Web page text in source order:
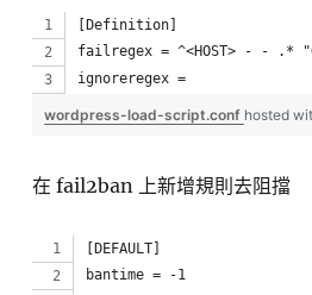
[Definition]
failregex = ^<HOST> - - .*
ignoreregex =
wordpress-load-script.conf hosted
在 fail2ban 上新增規則去阻擋
[DEFAULT]
bantime = -1